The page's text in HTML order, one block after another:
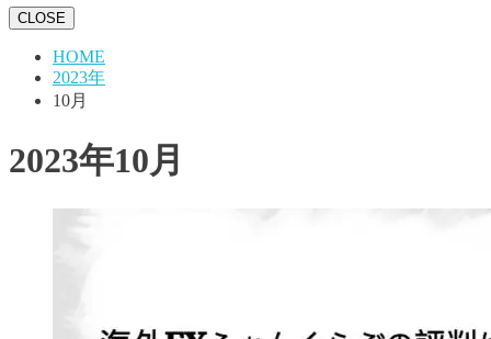
CLOSE
HOME
2023年
10月
2023年10月